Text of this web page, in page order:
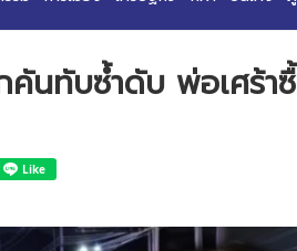
นทับซ้ำดับ พ่อเศร้า